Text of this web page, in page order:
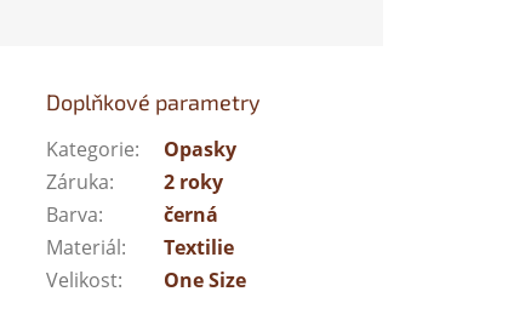
Doplňkové parametry
Kategorie:
Opasky
Záruka:
2 roky
Barva:
černá
Materiál:
Textilie
Velikost: One Size